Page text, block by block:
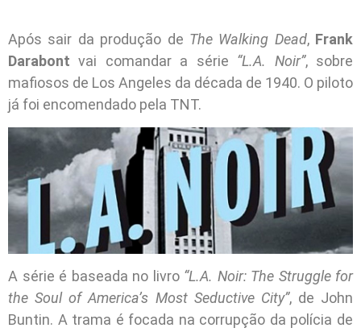
Após sair da produção de The Walking Dead, Frank
Darabont vai comandar a série “L.A. Noir”, sobre
mafiosos de Los Angeles da década de 1940. O piloto
já foi encomendado pela TNT.
A série é baseada no livro “L.A. Noir: The Struggle for
the Soul of America’s Most Seductive City”, de John
Buntin. A trama é focada na corrupção da polícia de